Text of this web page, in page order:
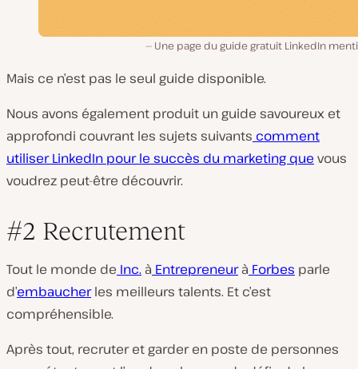
Une page du guide gratuit LinkedIn
Mais ce n’est pas le seul guide disponible.
Nous avons également produit un guide savoureux et
approfondi couvrant les sujets suivants comment
utiliser LinkedIn pour le succès du marketing que vous
voudrez peut-être découvrir.
#2 Recrutement
Tout le monde de Inc. à Entrepreneurà Forbes parle
d’embaucherles meilleurs talents. Et c’est
compréhensible.
Après tout, recruter et garder en poste de personnes